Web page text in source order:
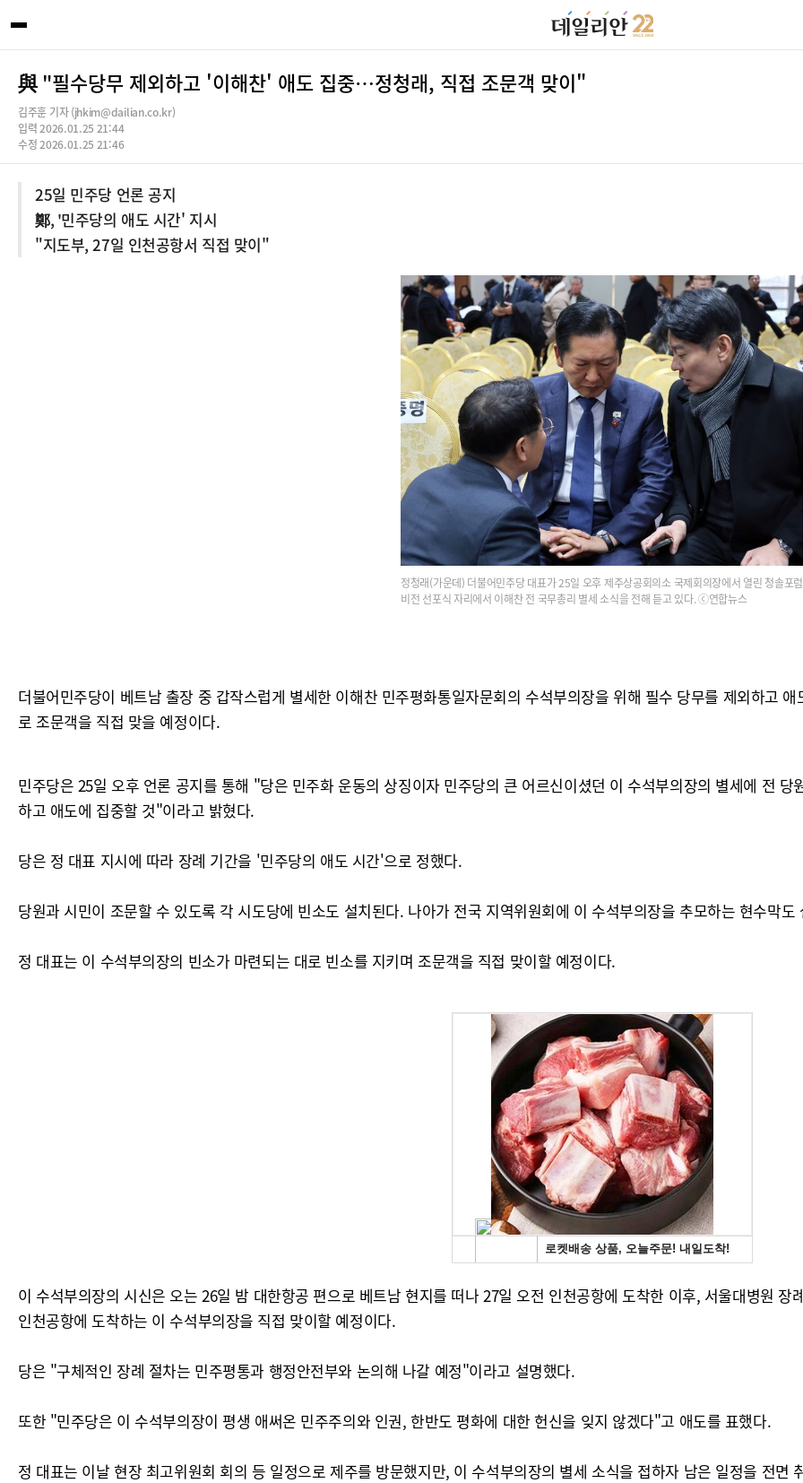
與 "필수당무 제외하고 '이해찬' 애도 집중…정청래, 직접 조문객 맞이"
김주훈 기자 (jhkim@dailian.co.kr)
입력 2026.01.25 21:44
수정 2026.01.25 21:46
25일 민주당 언론 공지
鄭, '민주당의 애도 시간' 지시
"지도부, 27일 인천공항서 직접 맞이"
정청래(가운데) 더불어민주당 대표가 25일 오후 제주상공회의소 국제회의장에서 열린 청솔포럼
비전 선포식 자리에서 이해찬 전 국무총리 별세 소식을 전해 듣고 있다. ⓒ연합뉴스
더불어민주당이 베트남 출장 중 갑작스럽게 별세한 이해찬 민주평화통일자문회의 수석부의장을 위해 필수 당무를 제외하고
로 조문객을 직접 맞을 예정이다.
민주당은 25일 오후 언론 공지를 통해 "당은 민주화 운동의 상징이자 민주당의 큰 어르신이셨던 이 수석부의장의 별세에 전
하고 애도에 집중할 것"이라고 밝혔다.
당은 정 대표 지시에 따라 장례 기간을 '민주당의 애도 시간'으로 정했다.
당원과 시민이 조문할 수 있도록 각 시도당에 빈소도 설치된다. 나아가 전국 지역위원회에 이 수석부의장을 추모하는 현수막도
정 대표는 이 수석부의장의 빈소가 마련되는 대로 빈소를 지키며 조문객을 직접 맞이할 예정이다.
이 수석부의장의 시신은 오는 26일 밤 대한항공 편으로 베트남 현지를 떠나 27일 오전 인천공항에 도착한 이후, 서울대병원
인천공항에 도착하는 이 수석부의장을 직접 맞이할 예정이다.
당은 "구체적인 장례 절차는 민주평통과 행정안전부와 논의해 나갈 예정"이라고 설명했다.
또한 "민주당은 이 수석부의장이 평생 애써온 민주주의와 인권, 한반도 평화에 대한 헌신을 잊지 않겠다"고 애도를 표했다.
정 대표는 이날 현장 최고위원회 회의 등 일정으로 제주를 방문했지만, 이 수석부의장의 별세 소식을 접하자 남은 일정을 전면